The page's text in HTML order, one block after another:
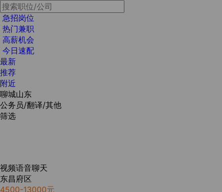
急招岗位
热门兼职
高薪机会
今日速配
最新
推荐
附近
聊城山东
公务员/翻译/其他
筛选
视频语音聊天
东昌府区
4500-13000元